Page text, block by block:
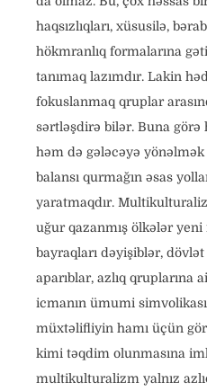
haqsızlıqları, xüsusilə,
hökmranlıq formalarına
tanımaq lazımdır. Lakin
fokuslanmaq qruplar
sərtləşdirə bilər. Buna görə
həm də gələcəyə yönəlmək
balansı qurmağın əsas
yaratmaqdır.
uğur qazanmış ölkələr
bayraqları dəyişiblər,
aparıblar, azlıq qruplarına
icmanın ümumi
müxtəlifliyin hamı üçün
kimi təqdim olunmasına
multikulturalizm yalnız